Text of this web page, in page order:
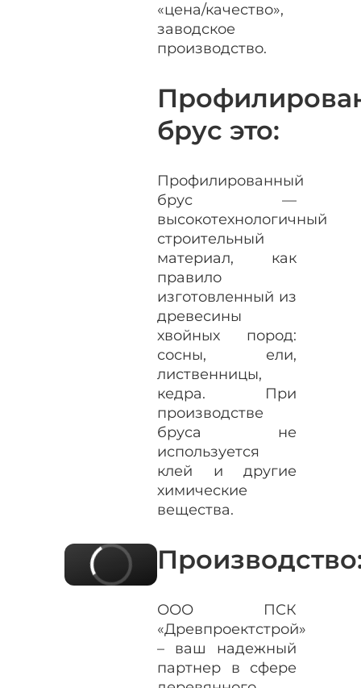
«цена/качество»,
заводское
производство.
брус это:
Профилированный
брус —
высокотехнологичный
строительный
материал, как
правило
изготовленный из
древесины
хвойных пород:
сосны, ели,
лиственницы,
кедра. При
производстве
бруса не
используется
клей и другие
химические
вещества.
ООО ПСК
«Древпроектстрой»
– ваш надежный
партнер в сфере